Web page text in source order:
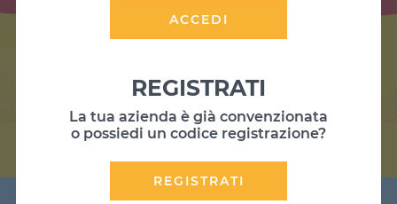
ACCEDI
REGISTRATI
La tua azienda è già convenzionata
o possiedi un codice registrazione?
REGISTRATI